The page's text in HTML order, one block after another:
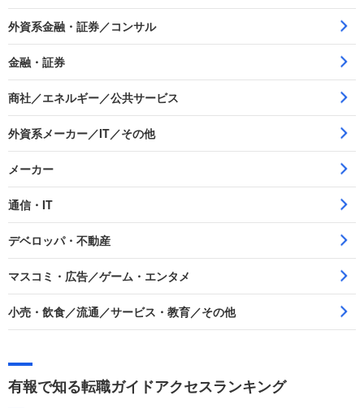
外資系金融・証券／コンサル
金融・証券
商社／エネルギー／公共サービス
外資系メーカー／IT／その他
メーカー
通信・IT
デベロッパ・不動産
マスコミ・広告／ゲーム・エンタメ
小売・飲食／流通／サービス・教育／その他
有報で知る転職ガイドアクセスランキング